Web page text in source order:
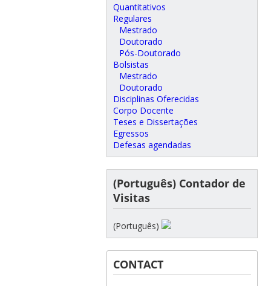
Quantitativos
Regulares
Mestrado
Doutorado
Pós-Doutorado
Bolsistas
Mestrado
Doutorado
Disciplinas Oferecidas
Corpo Docente
Teses e Dissertações
Egressos
Defesas agendadas
(Português) Contador de
Visitas
(Português)
CONTACT